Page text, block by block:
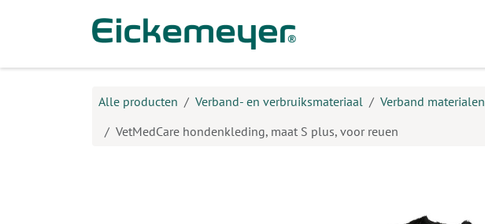
Alle producten Verband- en verbruiksmateriaal
Verband materialen
VetMedCare hondenkleding, maat S plus, voor reuen